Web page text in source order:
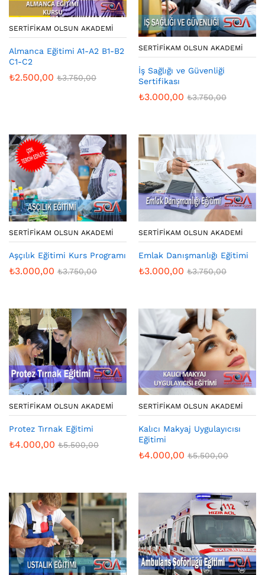
SERTIFIKAM OLSUN AKADEMI
Almanca Eğitimi A1-A2 B1-B2
C1-C2
₺2.500,00 ₺3.750,00
SERTIFIKAM OLSUN AKADEMI
İş Sağlığı ve Güvenliği
Sertifikası
₺3.000,00 ₺3.750,00
SERTIFIKAM OLSUN AKADEMI
Aşçılık Eğitimi Kurs Programı
₺3.000,00 ₺3.750,00
SERTIFIKAM OLSUN AKADEMI
Emlak Danışmanlığı Eğitimi
₺3.000,00 ₺3.750,00
SERTIFIKAM OLSUN AKADEMI
Protez Tırnak Eğitimi
₺4.000,00 ₺5.500,00
SERTIFIKAM OLSUN AKADEMI
Kalıcı Makyaj Uygulayıcısı
Eğitimi
₺4.000,00 ₺5.500,00